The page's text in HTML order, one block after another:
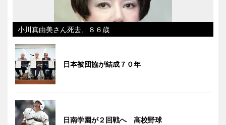
小川真由美さん死去、８６歳
日本被団協が結成７０年
日南学園が２回戦へ 高校野球